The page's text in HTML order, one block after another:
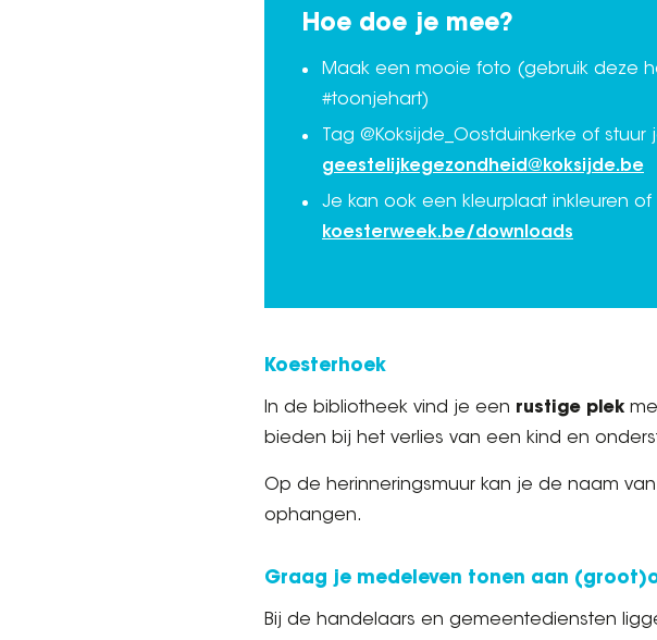
Hoe doe je mee?
Maak een mooie foto (gebruik deze
#toonjehart)
Tag @Koksijde_Oostduinkerke of
geestelijkegezondheid@koksijde.be
Je kan ook een kleurplaat inkleuren
koesterweek.be/downloads
Koesterhoek
In de bibliotheek vind je een rustige plek
bieden bij het verlies van een kind en
Op de herinneringsmuur kan je de naam
ophangen.
Graag je medeleven tonen aan
Bij de handelaars en gemeentediensten